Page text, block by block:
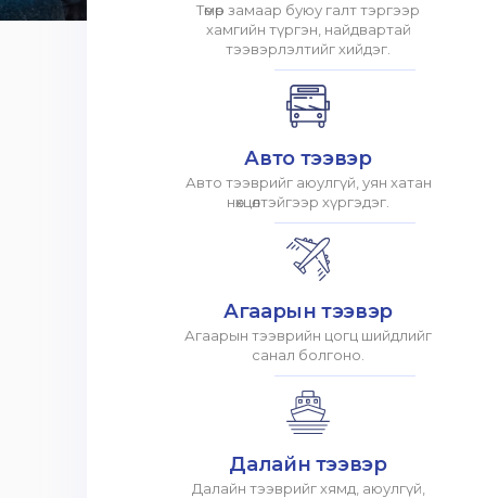
Төмөр замаар буюу галт тэргээр
хамгийн түргэн, найдвартай
тээвэрлэлтийг хийдэг.
Авто тээвэр
Авто тээврийг аюулгүй, уян хатан
нөхцөлтэйгээр хүргэдэг.
Агаарын тээвэр
Агаарын тээврийн цогц шийдлийг
санал болгоно.
Далайн тээвэр
Далайн тээврийг хямд, аюулгүй,